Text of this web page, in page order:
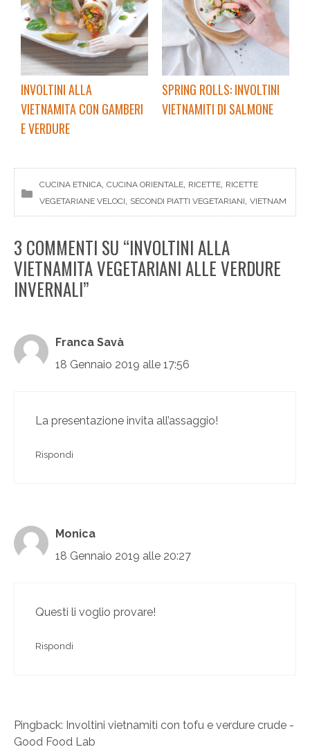
INVOLTINI ALLA
VIETNAMITA CON GAMBERI
E VERDURE
SPRING ROLLS: INVOLTINI
VIETNAMITI DI SALMONE
CUCINA ETNICA, CUCINA ORIENTALE, RICETTE, RICETTE
VEGETARIANE VELOCI, SECONDI PIATTI VEGETARIANI, VIETNAM
3 COMMENTI SU “INVOLTINI ALLA
VIETNAMITA VEGETARIANI ALLE VERDURE
INVERNALI”
Franca Savà
18 Gennaio 2019 alle 17:56
La presentazione invita all’assaggio!
Rispondi
Monica
18 Gennaio 2019 alle 20:27
Questi li voglio provare!
Rispondi
Pingback: Involtini vietnamiti con tofu e verdure crude -
Good Food Lab